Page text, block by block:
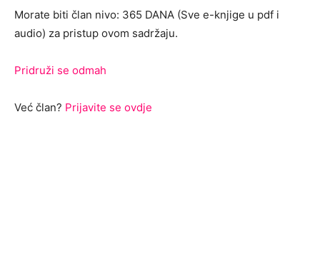
Morate biti član nivo: 365 DANA (Sve e-knjige u pdf i
audio) za pristup ovom sadržaju.
Pridruži se odmah
Već član? Prijavite se ovdje